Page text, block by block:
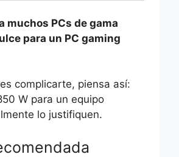
PCs de gama
para un PC gaming
complicarte, piensa así:
W para un equipo
lo justifiquen.